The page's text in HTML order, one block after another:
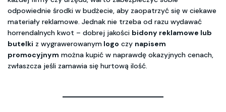
odpowiednie środki w budżecie, aby zaopatrzyć się w ciekawe
materiały reklamowe. Jednak nie trzeba od razu wydawać
horrendalnych kwot – dobrej jakości bidony reklamowe lub
butelki z wygrawerowanym logo czy napisem
promocyjnym można kupić w naprawdę okazyjnych cenach,
zwłaszcza jeśli zamawia się hurtową ilość.